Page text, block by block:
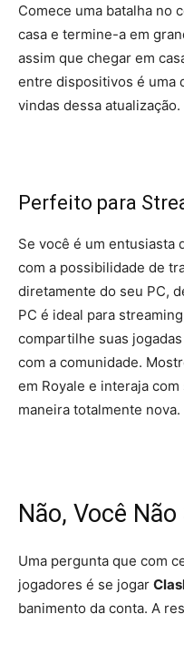
Comece uma batalha no
casa e termine-a em
assim que chegar em
entre dispositivos é uma
vindas dessa atualização.
Perfeito para
Se você é um entusiasta
com a possibilidade de
diretamente do seu PC,
PC é ideal para
compartilhe suas
com a comunidade.
em Royale e interaja
maneira totalmente nova.
Não, Você
Uma pergunta que com
jogadores é se jogar
banimento da conta. A